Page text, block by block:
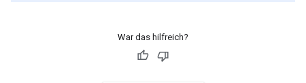
War das hilfreich?